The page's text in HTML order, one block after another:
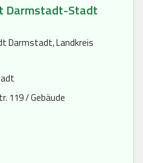
Darmstadt-Stadt
Darmstadt, Landkreis
119 / Gebäude